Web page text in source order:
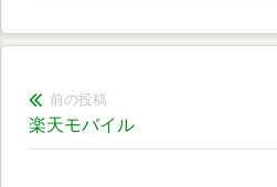
投
稿
前の投稿
前
の
楽天モバイル